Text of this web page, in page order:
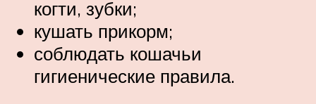
когти, зубки;
кушать прикорм;
соблюдать кошачьи
гигиенические правила.